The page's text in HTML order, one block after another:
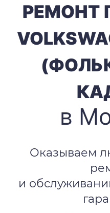
РЕМОНТ
в
Оказываем
и